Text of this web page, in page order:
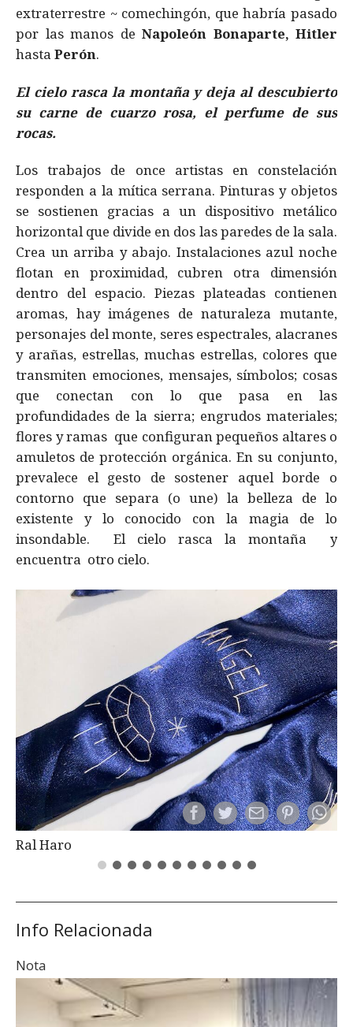
extraterrestre ~ comechingón, que habría pasado
por las manos de Napoleón Bonaparte, Hitler
hasta Perón.
El cielo rasca la montaña y deja al descubierto
su carne de cuarzo rosa, el perfume de sus
rocas.
Los trabajos de once artistas en constelación
responden a la mítica serrana. Pinturas y objetos
se sostienen gracias a un dispositivo metálico
horizontal que divide en dos las paredes de la sala.
Crea un arriba y abajo. Instalaciones azul noche
flotan en proximidad, cubren otra dimensión
dentro del espacio. Piezas plateadas contienen
aromas, hay imágenes de naturaleza mutante,
personajes del monte, seres espectrales, alacranes
y arañas, estrellas, muchas estrellas, colores que
transmiten emociones, mensajes, símbolos; cosas
que conectan con lo que pasa en las
profundidades de la sierra; engrudos materiales;
flores y ramas que configuran pequeños altares o
amuletos de protección orgánica. En su conjunto,
prevalece el gesto de sostener aquel borde o
contorno que separa (o une) la belleza de lo
existente y lo conocido con la magia de lo
insondable. El cielo rasca la montaña y
encuentra otro cielo.
Ral Haro
Info Relacionada
Nota